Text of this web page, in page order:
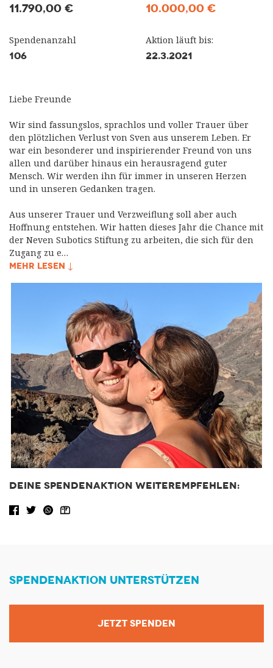
11.790,00 € 10.000,00 €
Spendenanzahl
106
Aktion läuft bis:
22.3.2021
Liebe Freunde
Wir sind fassungslos, sprachlos und voller Trauer über
den plötzlichen Verlust von Sven aus unserem Leben. Er
war ein besonderer und inspirierender Freund von uns
allen und darüber hinaus ein herausragend guter
Mensch. Wir werden ihn für immer in unseren Herzen
und in unseren Gedanken tragen.
Aus unserer Trauer und Verzweiflung soll aber auch
Hoffnung entstehen. Wir hatten dieses Jahr die Chance mit
der Neven Subotics Stiftung zu arbeiten, die sich für den
Zugang zu e…
MEHR LESEN ↓
DEINE SPENDENAKTION WEITEREMPFEHLEN:
Facebook share
SPENDENAKTION UNTERSTÜTZEN
JETZT SPENDEN